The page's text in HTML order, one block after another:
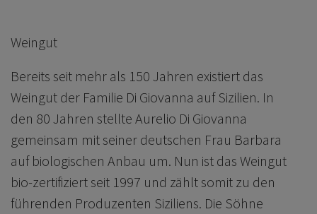
Weingut
Bereits seit mehr als 150 Jahren existiert das
Weingut der Familie Di Giovanna auf Sizilien. In
den 80 Jahren stellte Aurelio Di Giovanna
gemeinsam mit seiner deutschen Frau Barbara
auf biologischen Anbau um. Nun ist das Weingut
bio-zertifiziert seit 1997 und zählt somit zu den
führenden Produzenten Siziliens. Die Söhne